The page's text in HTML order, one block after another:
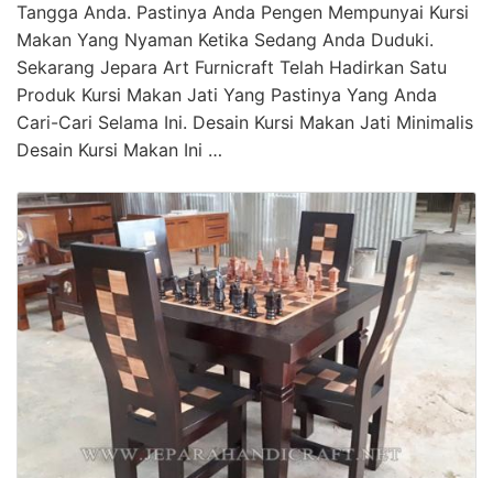
Tangga Anda. Pastinya Anda Pengen Mempunyai Kursi
Makan Yang Nyaman Ketika Sedang Anda Duduki.
Sekarang Jepara Art Furnicraft Telah Hadirkan Satu
Produk Kursi Makan Jati Yang Pastinya Yang Anda
Cari-Cari Selama Ini. Desain Kursi Makan Jati Minimalis
Desain Kursi Makan Ini …